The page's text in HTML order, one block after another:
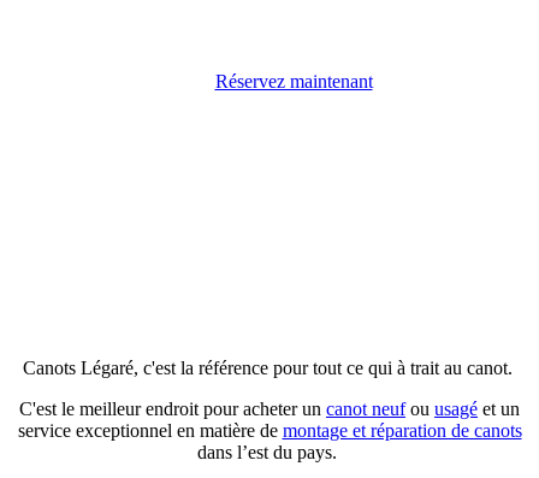
Réservez maintenant
Canots Légaré, c'est la référence pour tout ce qui à trait au canot.
C'est le meilleur endroit pour acheter un canot neufou usagé et un
service exceptionnel en matière de montage et réparation de canots
dans l’est du pays.